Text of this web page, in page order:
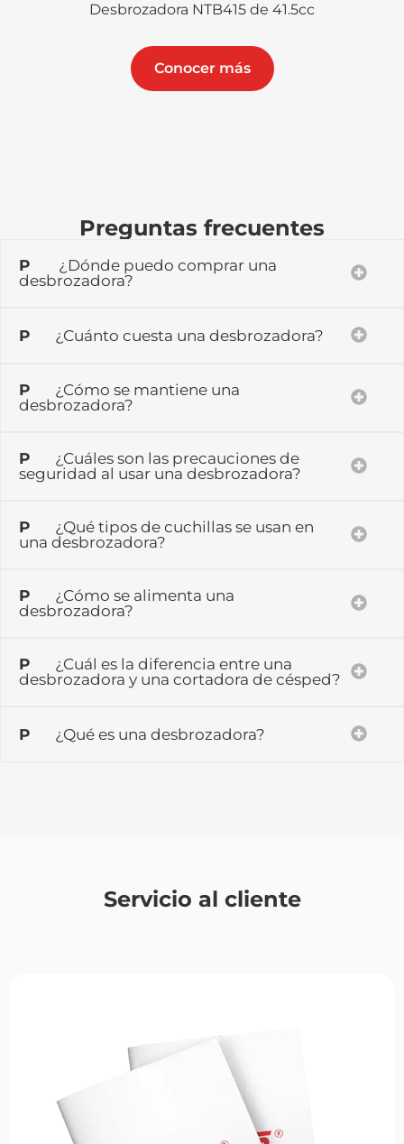
Desbrozadora NTB415 de 41.5cc
Conocer más
Preguntas frecuentes
P ¿Dónde puedo comprar una
desbrozadora?
P ¿Cuánto cuesta una desbrozadora?
P ¿Cómo se mantiene una
desbrozadora?
P ¿Cuáles son las precauciones de
seguridad al usar una desbrozadora?
P ¿Qué tipos de cuchillas se usan en
una desbrozadora?
P ¿Cómo se alimenta una
desbrozadora?
P ¿Cuál es la diferencia entre una
desbrozadora y una cortadora de césped?
P ¿Qué es una desbrozadora?
Servicio al cliente